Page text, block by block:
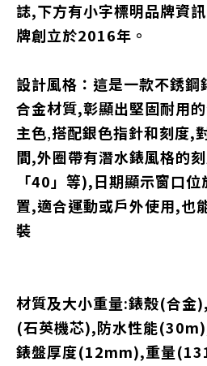
誌,下方有小字標明品牌資
牌創立於2016年。
設計風格 ： 這是一款不銹鋼
合金材質,彰顯出堅固耐用
主色,搭配銀色指針和刻度,
間,外圈帶有潛水錶風格的
「40」等),日期顯示窗口
置,適合運動或戶外使用,也
裝
材質及大小重量:錶殼(合金
(石英機芯),防水性能
錶盤厚度(12mm),重量